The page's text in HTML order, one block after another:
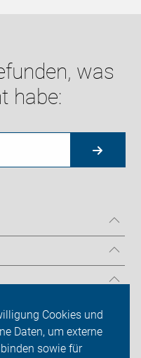
Cookies und
Daten, um externe
sowie für
was
habe: